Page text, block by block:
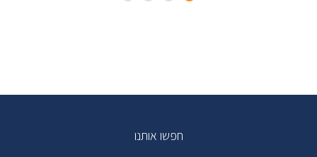
חפשו אותנו